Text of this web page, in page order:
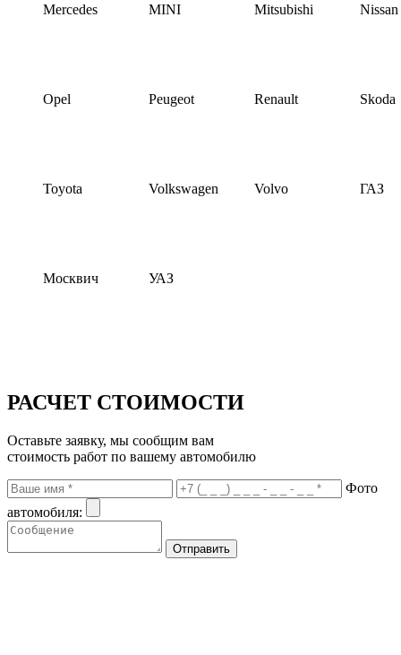
Mercedes MINI Mitsubishi Nissan
Opel Peugeot Renault Skoda
Toyota Volkswagen Volvo ГАЗ
Москвич УАЗ
РАСЧЕТ СТОИМОСТИ
Оставьте заявку, мы сообщим вам
стоимость работ по вашему автомобилю
Фото
автомобиля: